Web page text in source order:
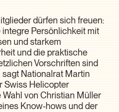
dürfen sich freuen:
Persönlichkeit mit
und starkem
und die praktische
Vorschriften sind
Nationalrat Martin
Swiss Helicopter
Wahl von Christian Müller
Know-hows und der